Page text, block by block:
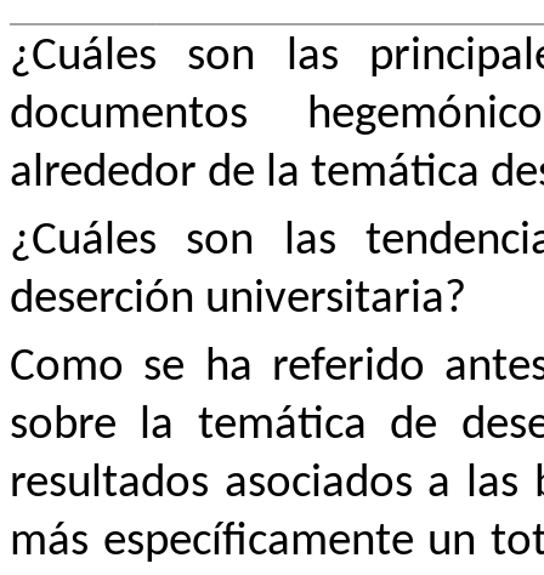
¿Cuáles son las
documentos
alrededor de la temática
¿Cuáles son las
deserción universitaria?
Como se ha referido
sobre la temática de
resultados asociados a las
más específicamente un